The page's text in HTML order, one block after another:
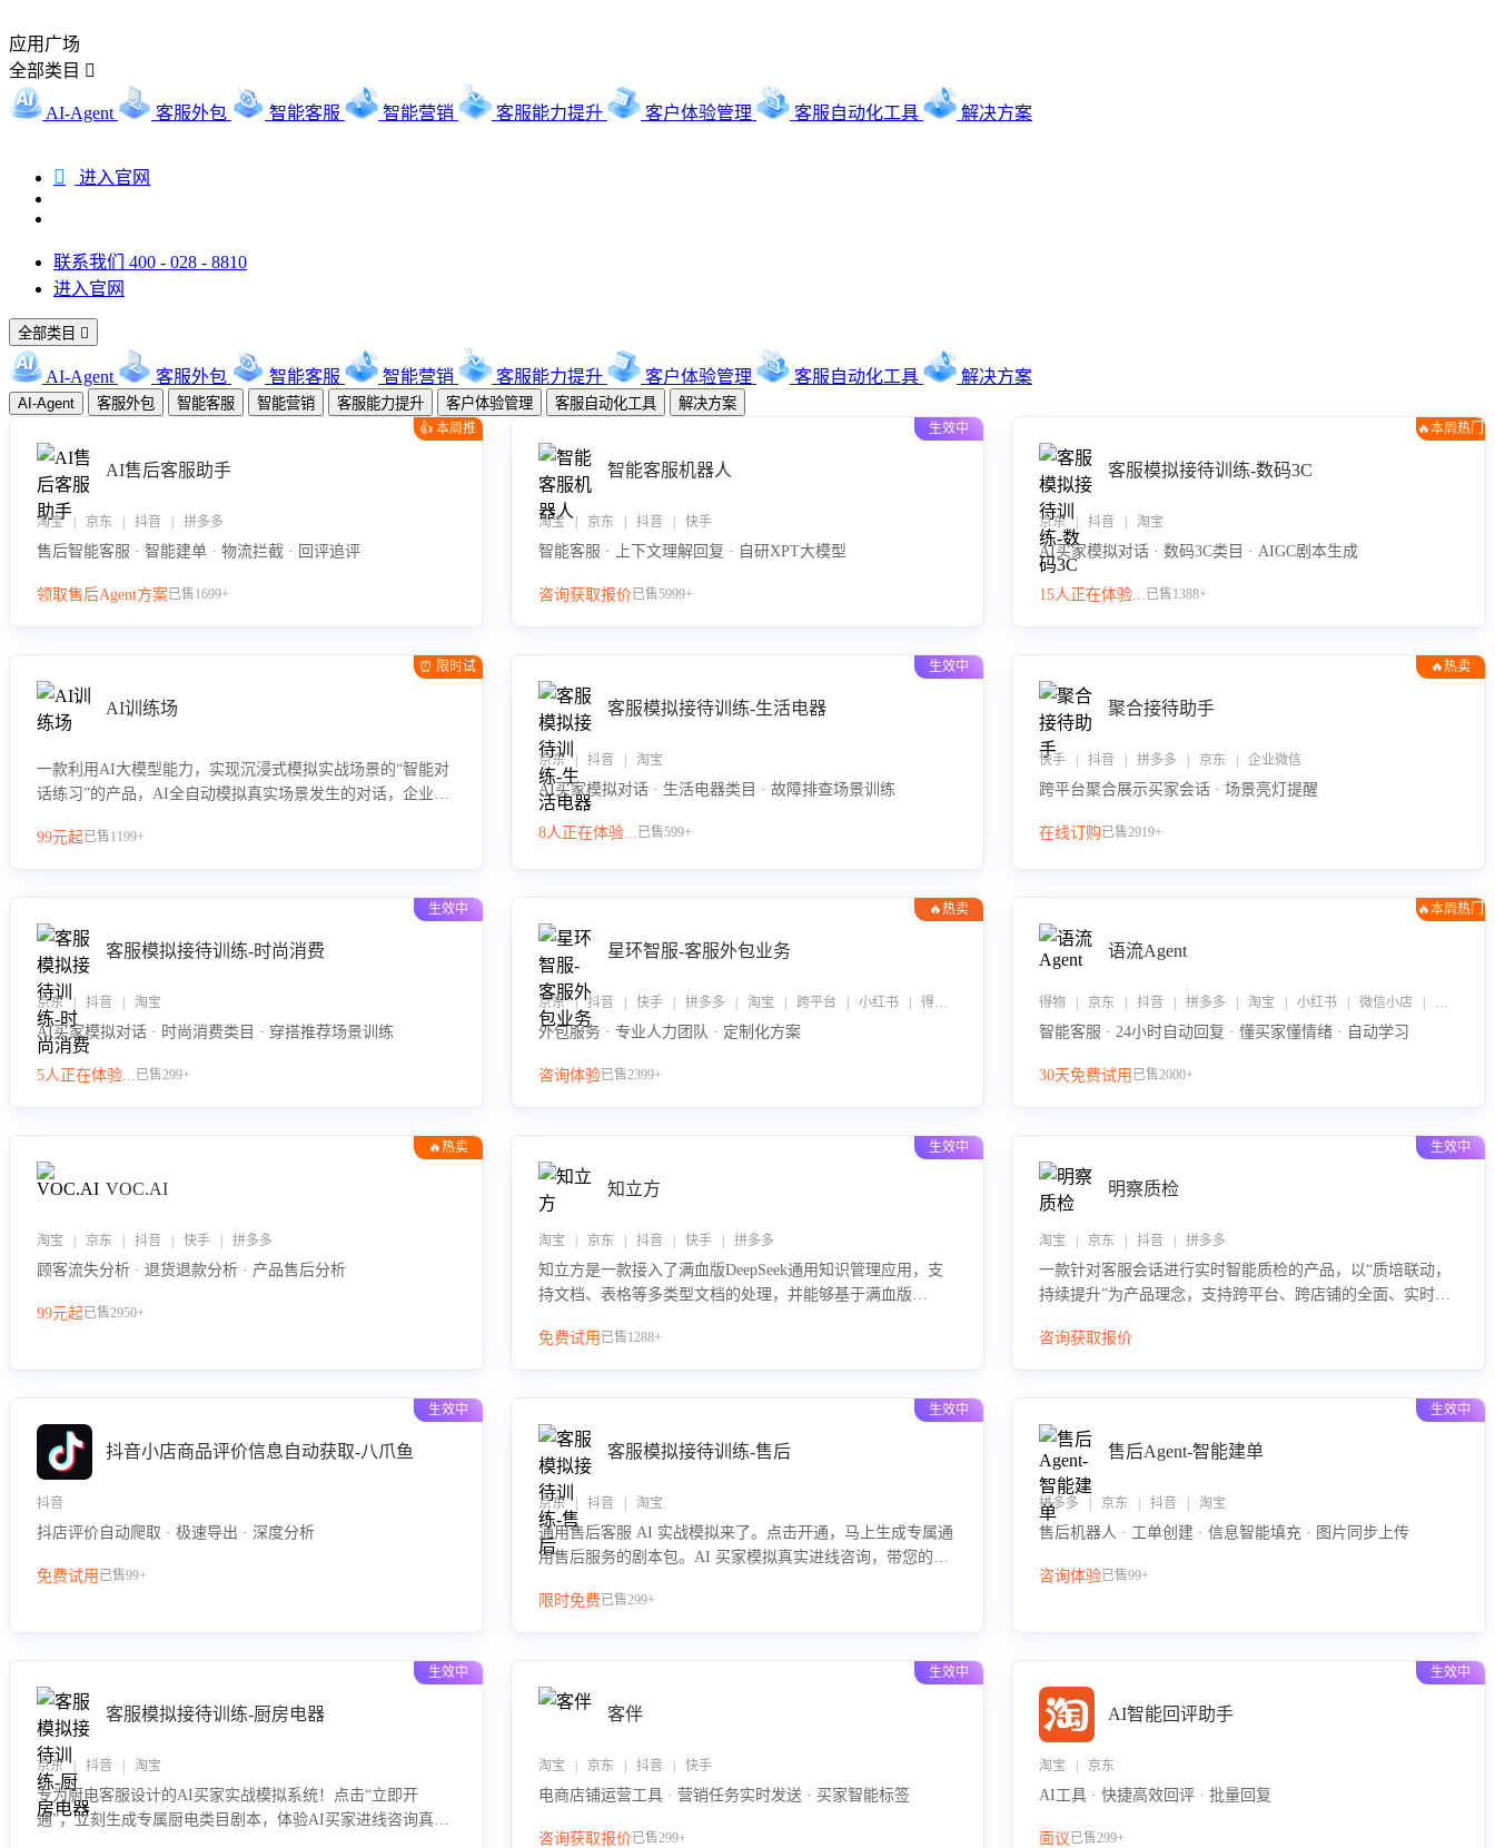
应用广场
全部类目 
AI-Agent 客服外包 智能客服 智能营销 客服能力提升 客户体验管理 客服自动化工具 解决方案
 进入官网
联系我们 400 - 028 - 8810
进入官网
全部类目 
AI-Agent 客服外包 智能客服 智能营销 客服能力提升 客户体验管理 客服自动化工具 解决方案
AI-Agent 客服外包 智能客服 智能营销 客服能力提升 客户体验管理 客服自动化工具 解决方案
👍 本周推
AI售后客服助手
淘宝 | 京东 | 抖音 | 拼多多
售后智能客服 · 智能建单 · 物流拦截 · 回评追评
领取售后Agent方案已售1699+
生效中
智能客服机器人
淘宝 | 京东 | 抖音 | 快手
智能客服 · 上下文理解回复 · 自研XPT大模型
咨询获取报价已售5999+
🔥本周热门
客服模拟接待训练-数码3C
京东 | 抖音 | 淘宝
AI买家模拟对话 · 数码3C类目 · AIGC剧本生成
15人正在体验...已售1388+
⏰ 限时试
AI训练场
一款利用AI大模型能力，实现沉浸式模拟实战场景的“智能对
话练习”的产品，AI全自动模拟真实场景发生的对话，企业可
力。
99元起已售1199+
生效中
客服模拟接待训练-生活电器
京东 | 抖音 | 淘宝
AI买家模拟对话 · 生活电器类目 · 故障排查场景训练
8人正在体验...已售599+
🔥热卖
聚合接待助手
快手 | 抖音 | 拼多多 | 京东 | 企业微信
跨平台聚合展示买家会话 · 场景亮灯提醒
在线订购已售2919+
生效中
客服模拟接待训练-时尚消费
京东 | 抖音 | 淘宝
AI买家模拟对话 · 时尚消费类目 · 穿搭推荐场景训练
5人正在体验...已售299+
🔥热卖
星环智服-客服外包业务
京东 | 抖音 | 快手 | 拼多多 | 淘宝 | 跨平台 | 小红书 | 得物 | 企业微信
外包服务 · 专业人力团队 · 定制化方案
咨询体验已售2399+
🔥本周热门
语流Agent
得物 | 京东 | 抖音 | 拼多多 | 淘宝 | 小红书 | 微信小店 | 快手 | 唯品会
智能客服 · 24小时自动回复 · 懂买家懂情绪 · 自动学习
30天免费试用 已售2000+
🔥热卖
VOC.AI
淘宝 | 京东 | 抖音 | 快手 | 拼多多
顾客流失分析 · 退货退款分析 · 产品售后分析
99元起已售2950+
生效中
知立方
淘宝 | 京东 | 抖音 | 快手 | 拼多多
知立方是一款接入了满血版DeepSeek通用知识管理应用，支
持文档、表格等多类型文档的处理，并能够基于满血版
识支持，帮助用户高效管理和利用知识资源。通过该产品，
免费试用 已售1288+
生效中
明察质检
淘宝 | 京东 | 抖音 | 拼多多
一款针对客服会话进行实时智能质检的产品，以“质培联动，
持续提升”为产品理念，支持跨平台、跨店铺的全面、实时、
团队的销服能力。
咨询获取报价
生效中
抖音小店商品评价信息自动获取-八爪鱼
抖音
抖店评价自动爬取 · 极速导出 · 深度分析
免费试用 已售99+
生效中
客服模拟接待训练-售后
京东 | 抖音 | 淘宝
通用售后客服 AI 实战模拟来了。点击开通，马上生成专属通
用售后服务的剧本包。AI 买家模拟真实进线咨询，带您的客
对要点，轻松提升服务能力。
限时免费已售299+
生效中
售后Agent-智能建单
拼多多 | 京东 | 抖音 | 淘宝
售后机器人 · 工单创建 · 信息智能填充 · 图片同步上传
咨询体验已售99+
生效中
客服模拟接待训练-厨房电器
京东 | 抖音 | 淘宝
专为厨电客服设计的AI买家实战模拟系统！点击“立即开
通”，立刻生成专属厨电类目剧本，体验AI买家进线咨询真实
生效中
客伴
淘宝 | 京东 | 抖音 | 快手
电商店铺运营工具 · 营销任务实时发送 · 买家智能标签
咨询获取报价已售299+
生效中
AI智能回评助手
淘宝 | 京东
AI工具 · 快捷高效回评 · 批量回复
面议已售299+